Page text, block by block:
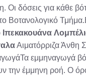
Οι δόσεις για κάθε
Βοτανολογικό
Ιπεκακουάνα
Αιματόρριζα Άνθη
εμμηναγωγά
την έμμηνη ροή. Ο